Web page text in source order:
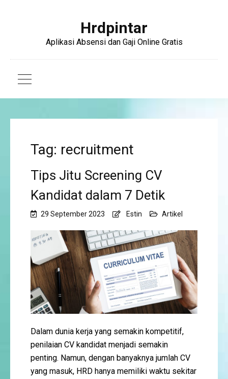
Hrdpintar
Aplikasi Absensi dan Gaji Online Gratis
Tag: recruitment
Tips Jitu Screening CV
Kandidat dalam 7 Detik
29 September 2023 Estin Artikel
Dalam dunia kerja yang semakin kompetitif,
penilaian CV kandidat menjadi semakin
penting. Namun, dengan banyaknya jumlah CV
yang masuk, HRD hanya memiliki waktu sekitar